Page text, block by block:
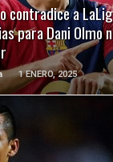
contradice a
para Dani Olmo
1 ENERO, 2025